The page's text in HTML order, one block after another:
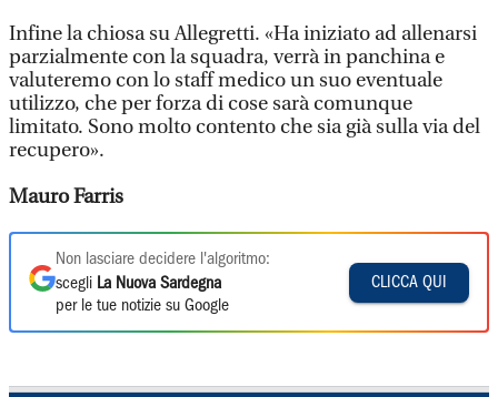
Infine la chiosa su Allegretti. «Ha iniziato ad allenarsi
parzialmente con la squadra, verrà in panchina e
valuteremo con lo staff medico un suo eventuale
utilizzo, che per forza di cose sarà comunque
limitato. Sono molto contento che sia già sulla via del
recupero».
Mauro Farris
Non lasciare decidere l'algoritmo:
scegli La Nuova Sardegna
per le tue notizie su Google
CLICCA QUI